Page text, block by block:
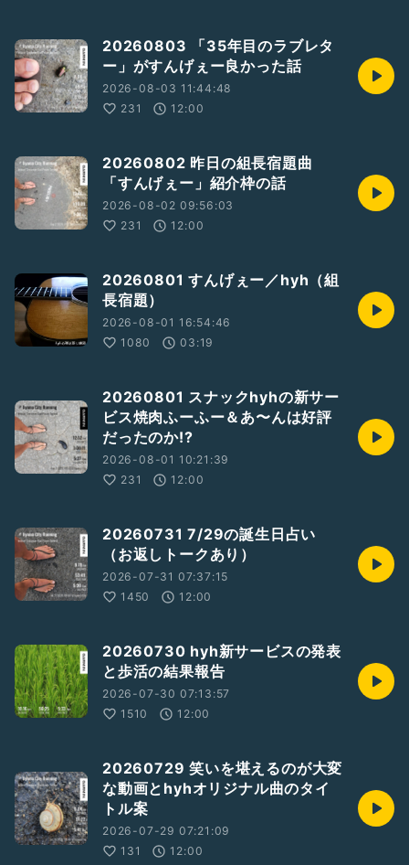
20260803 「35年目のラブレタ
ー」がすんげぇー良かった話
2026-08-03 11:44:48
231
12:00
20260802 昨日の組長宿題曲
「すんげぇー」紹介枠の話
2026-08-02 09:56:03
231
12:00
20260801 すんげぇー／hyh（組
長宿題）
2026-08-01 16:54:46
1080
03:19
20260801 スナックhyhの新サー
ビス焼肉ふーふー＆あ〜んは好評
だったのか!?
2026-08-01 10:21:39
231
12:00
20260731 7/29の誕生日占い
（お返しトークあり）
2026-07-31 07:37:15
1450
12:00
20260730 hyh新サービスの発表
と歩活の結果報告
2026-07-30 07:13:57
1510
12:00
20260729 笑いを堪えるのが大変
な動画とhyhオリジナル曲のタイ
トル案
2026-07-29 07:21:09
131
12:00